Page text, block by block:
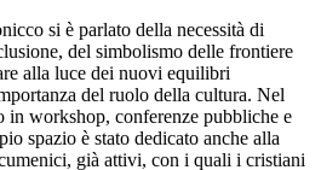
si è parlato della necessità di
del simbolismo delle frontiere
alla luce dei nuovi equilibri
del ruolo della cultura. Nel
in workshop, conferenze pubbliche e
spazio è stato dedicato anche alla
già attivi, con i quali i cristiani